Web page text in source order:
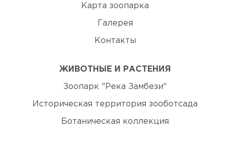
Карта зоопарка
Галерея
Контакты
ЖИВОТНЫЕ И РАСТЕНИЯ
Зоопарк "Река Замбези"
Историческая территория зооботсада
Ботаническая коллекция